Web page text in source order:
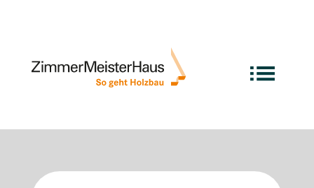
Deine exzellente Manufaktur
ganz in der Nähe …